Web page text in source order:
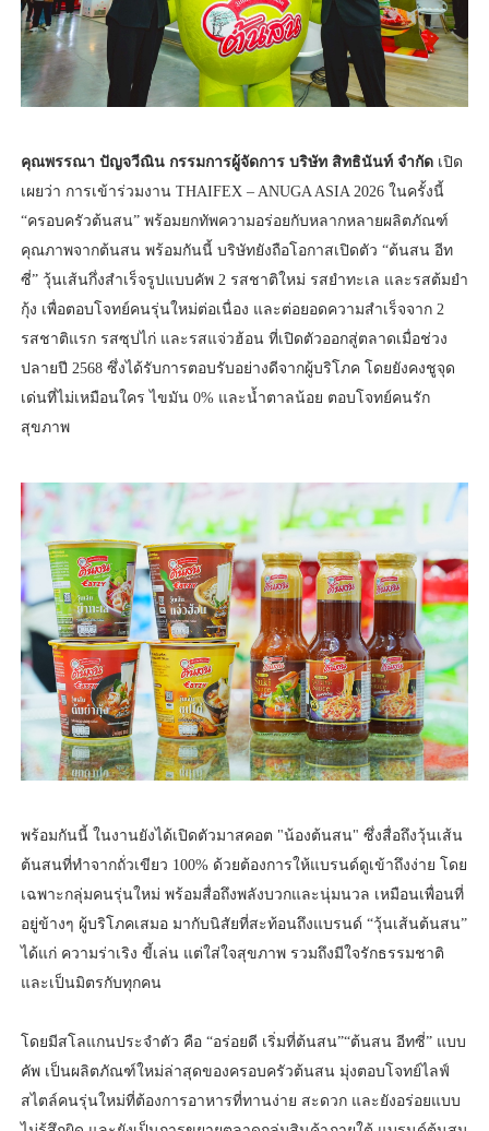
คุณพรรณา ปัญจวีณิน กรรมการผู้จัดการ บริษัท สิทธินันท์ จำกัดเปิด
เผยว่า การเข้าร่วมงาน THAIFEX – ANUGA ASIA 2026 ในครั้งนี้
“ครอบครัวต้นสน” พร้อมยกทัพความอร่อยกับหลากหลายผลิตภัณฑ์
คุณภาพจากต้นสน พร้อมกันนี้ บริษัทยังถือโอกาสเปิดตัว “ต้นสน อีท
ซี่” วุ้นเส้นกึ่งสำเร็จรูปแบบคัพ 2 รสชาติใหม่ รสยำทะเล และรสต้มยำ
กุ้ง เพื่อตอบโจทย์คนรุ่นใหม่ต่อเนื่อง และต่อยอดความสำเร็จจาก 2
รสชาติแรก รสซุปไก่ และรสแจ่วฮ้อน ที่เปิดตัวออกสู่ตลาดเมื่อช่วง
ปลายปี 2568 ซึ่งได้รับการตอบรับอย่างดีจากผู้บริโภค โดยยังคงชูจุด
เด่นที่ไม่เหมือนใคร ไขมัน 0% และน้ำตาลน้อย ตอบโจทย์คนรัก
สุขภาพ
พร้อมกันนี้ ในงานยังได้เปิดตัวมาสคอต "น้องต้นสน" ซึ่งสื่อถึงวุ้นเส้น
ต้นสนที่ทำจากถั่วเขียว 100% ด้วยต้องการให้แบรนด์ดูเข้าถึงง่าย โดย
เฉพาะกลุ่มคนรุ่นใหม่ พร้อมสื่อถึงพลังบวกและนุ่มนวล เหมือนเพื่อนที่
อยู่ข้างๆ ผู้บริโภคเสมอ มากับนิสัยที่สะท้อนถึงแบรนด์ “วุ้นเส้นต้นสน”
ได้แก่ ความร่าเริง ขี้เล่น แต่ใส่ใจสุขภาพ รวมถึงมีใจรักธรรมชาติ
และเป็นมิตรกับทุกคน
โดยมีสโลแกนประจำตัว คือ “อร่อยดี เริ่มที่ต้นสน”“ต้นสน อีทซี่” แบบ
คัพ เป็นผลิตภัณฑ์ใหม่ล่าสุดของครอบครัวต้นสน มุ่งตอบโจทย์ไลฟ์
สไตล์คนรุ่นใหม่ที่ต้องการอาหารที่ทานง่าย สะดวก และยังอร่อยแบบ